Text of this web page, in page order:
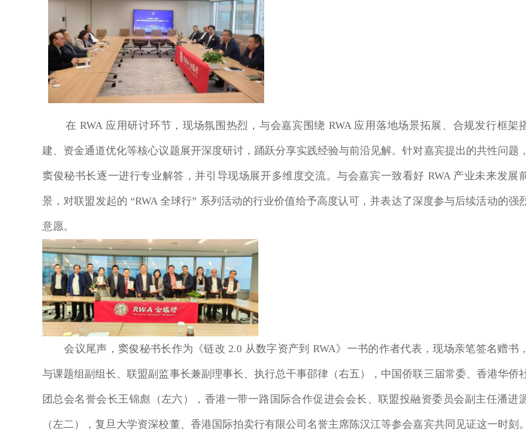
在 RWA 应用研讨环节，现场氛围热烈，与会嘉宾围绕 RWA 应用落地场景拓展、合规发行框架
建、资金通道优化等核心议题展开深度研讨，踊跃分享实践经验与前沿见解。针对嘉宾提出的共性问题
窦俊秘书长逐一进行专业解答，并引导现场展开多维度交流。与会嘉宾一致看好 RWA 产业未来发展
景，对联盟发起的 “RWA 全球行” 系列活动的行业价值给予高度认可，并表达了深度参与后续活动的强
意愿。
会议尾声，窦俊秘书长作为《链改 2.0 从数字资产到 RWA》一书的作者代表，现场亲笔签名赠书
与课题组副组长、联盟副监事长兼副理事长、执行总干事邵律（右五），中国侨联三届常委、香港华侨
团总会名誉会长王锦彪（左六），香港一带一路国际合作促进会会长、联盟投融资委员会副主任潘进
（左二），复旦大学资深校董、香港国际拍卖行有限公司名誉主席陈汉江等参会嘉宾共同见证这一时刻